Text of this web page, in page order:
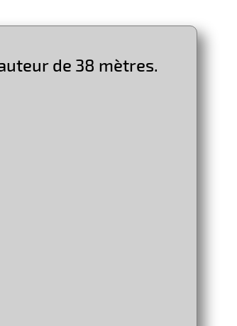
de 38 mètres.